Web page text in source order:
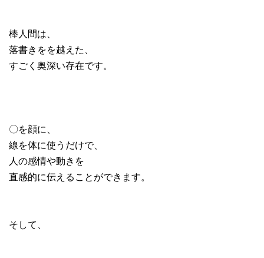
棒人間は、
落書きをを越えた、
すごく奥深い存在です。
〇を顔に、
線を体に使うだけで、
人の感情や動きを
直感的に伝えることができます。
そして、